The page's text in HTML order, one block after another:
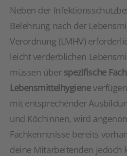
Neben der
Belehrung nach der
Verordnung (LMHV)
leicht verderblichen
müssen überspezifische
Lebensmittelhygiene
mit entsprechender
und Köchinnen, wird
Fachkenntnisse bereits
deine Mitarbeitenden jedoch